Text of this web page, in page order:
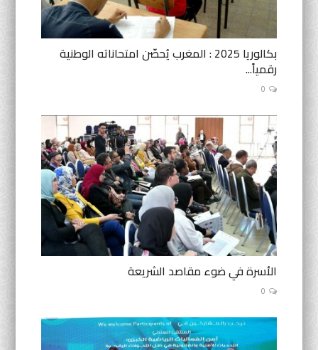
بكالوريا 2025 : المغرب يُحصّن امتحاناته الوطنية
رقمياً...
0
الأسرة في ضوء مقاصد الشريعة
0